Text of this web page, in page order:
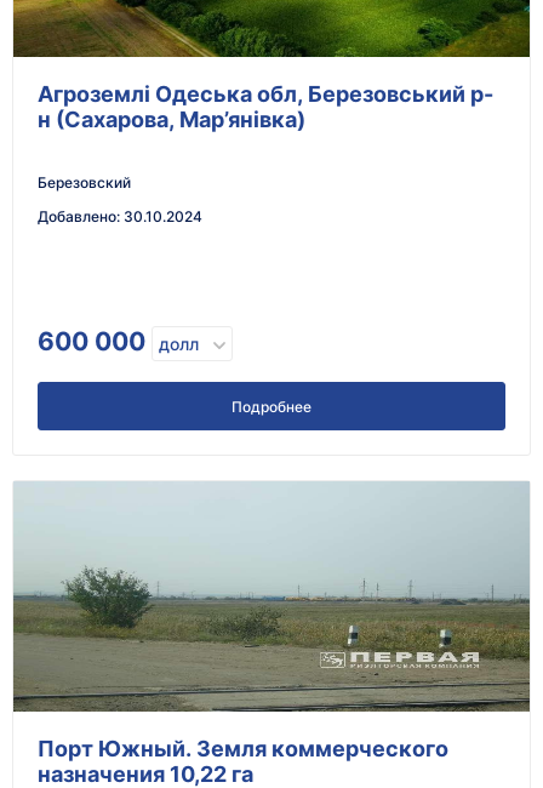
Агроземлі Одеська обл, Березовський р-
н (Сахарова, Мар’янівка)
Березовский
Добавлено: 30.10.2024
600 000 долл
Подробнее
Порт Южный. Земля коммерческого
назначения 10,22 га